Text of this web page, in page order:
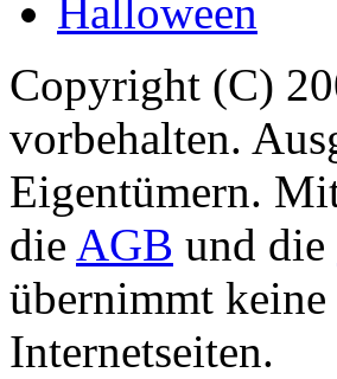
Halloween
Copyright (C)
vorbehalten.
Eigentümern.
die AGB und die
übernimmt
Internetseiten.